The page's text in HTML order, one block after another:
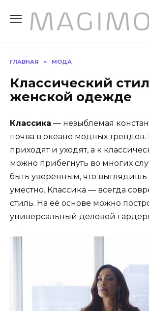
содержанию
ГЛАВНАЯ » МОДА
Классический
женской одежде
Классика — незыблемая
почва в океане модных
приходят и уходят, а к
можно прибегнуть во многих
быть уверенным, что выглядишь
уместно. Классика — всегда
стиль. На её основе можно
универсальный деловой